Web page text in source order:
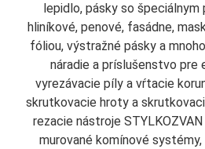
lepidlo, pásky so
hliníkové, penové, fasádne,
fóliou, výstražné pásky a
náradie a príslušenstvo pre
vyrezávacie píly a vŕtacie
skrutkovacie hroty a
rezacie nástroje
murované komínové